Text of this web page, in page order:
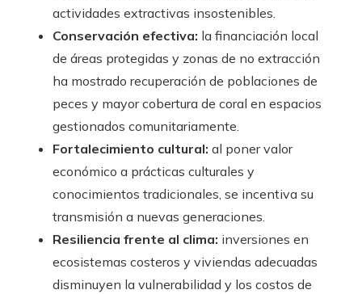
actividades extractivas insostenibles.
Conservación efectiva: la financiación local
de áreas protegidas y zonas de no extracción
ha mostrado recuperación de poblaciones de
peces y mayor cobertura de coral en espacios
gestionados comunitariamente.
Fortalecimiento cultural: al poner valor
económico a prácticas culturales y
conocimientos tradicionales, se incentiva su
transmisión a nuevas generaciones.
Resiliencia frente al clima: inversiones en
ecosistemas costeros y viviendas adecuadas
disminuyen la vulnerabilidad y los costos de